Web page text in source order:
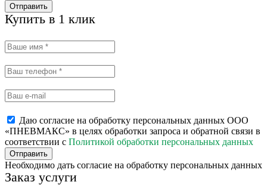
Отправить
Купить в 1 клик
Даю согласие на обработку персональных данных ООО
«ПНЕВМАКС» в целях обработки запроса и обратной связи в
соответствии с Политикой обработки персональных данных
Отправить
Необходимо дать согласие на обработку персональных данных
Заказ услуги